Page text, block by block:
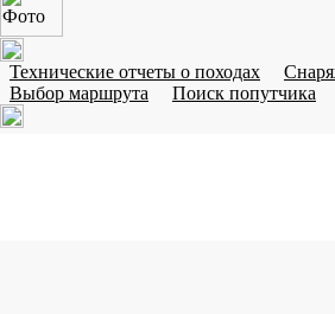
Технические отчеты о походах
Выбор маршрута
Поиск попутчика